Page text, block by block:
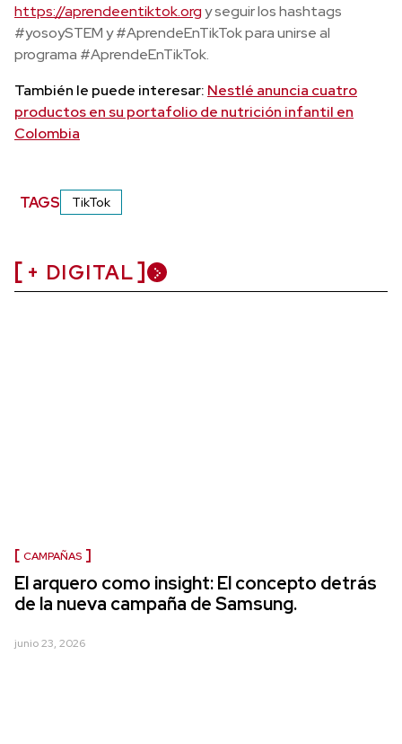
https://aprendeentiktok.orgy seguir los hashtags
#yosoySTEM y #AprendeEnTikTok para unirse al
programa #AprendeEnTikTok.
También le puede interesar: Nestlé anuncia cuatro
productos en su portafolio de nutrición infantil en
Colombia
TAGS TikTok
+ DIGITAL
CAMPAÑAS
El arquero como insight: El concepto detrás
de la nueva campaña de Samsung.
junio 23, 2026